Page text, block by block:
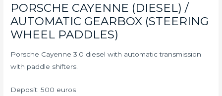
PORSCHE CAYENNE (DIESEL) /
AUTOMATIC GEARBOX (STEERING
WHEEL PADDLES)
Porsche Cayenne 3.0 diesel with automatic transmission
with paddle shifters.
Deposit: 500 euros